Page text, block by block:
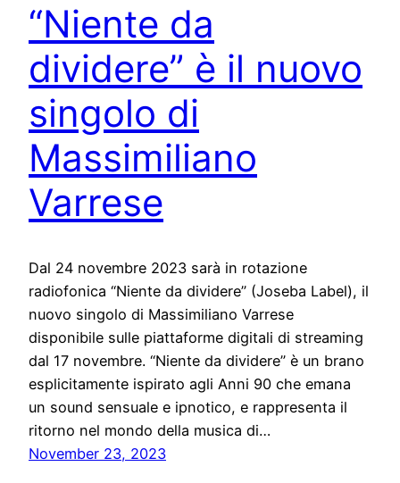
“Niente da
dividere” è il nuovo
singolo di
Massimiliano
Varrese
Dal 24 novembre 2023 sarà in rotazione
radiofonica “Niente da dividere” (Joseba Label), il
nuovo singolo di Massimiliano Varrese
disponibile sulle piattaforme digitali di streaming
dal 17 novembre. “Niente da dividere” è un brano
esplicitamente ispirato agli Anni 90 che emana
un sound sensuale e ipnotico, e rappresenta il
ritorno nel mondo della musica di…
November 23, 2023